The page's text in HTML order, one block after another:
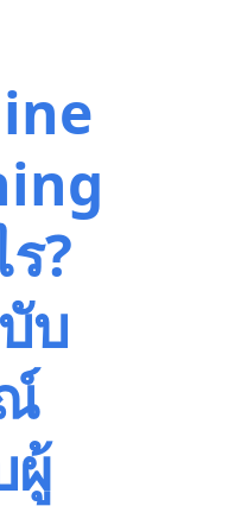
?
บ
ผู้